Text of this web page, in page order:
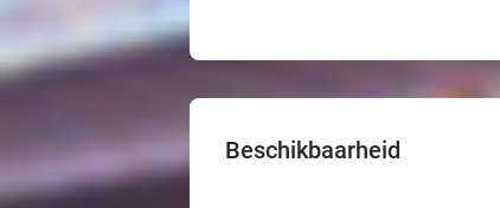
Beschikbaarheid